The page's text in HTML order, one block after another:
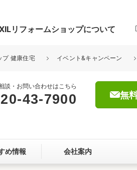
屋根・外壁
リフォームショップについて
らしをつくる、価値・性能向上
プ 健康住宅 イベント&キャンペーン
談・お問い合わせはこちら
43-7900 無
め情報 会社案内